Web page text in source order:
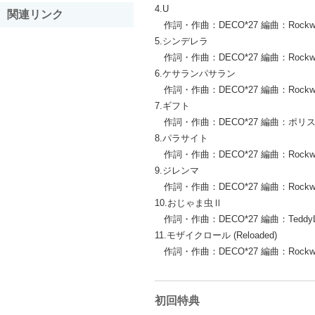
関連リンク
4.U
作詞・作曲：DECO*27 編曲：
5.シンデレラ
作詞・作曲：DECO*27 編曲：
6.ケサランパサラン
作詞・作曲：DECO*27 編曲：
7.ギフト
作詞・作曲：DECO*27 編曲：ポリ
8.パラサイト
作詞・作曲：DECO*27 編曲：
9.ジレンマ
作詞・作曲：DECO*27 編曲：
10.おじゃま虫Ⅱ
作詞・作曲：DECO*27 編曲：
11.モザイクロール (Reloaded)
作詞・作曲：DECO*27 編曲：
初回特典